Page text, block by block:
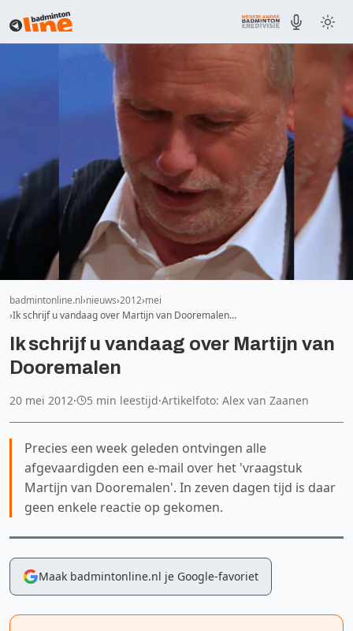
badmintonline.nl nieuws 2012 mei
Ik schrijf u vandaag over Martijn van Dooremalen…
Ik schrijf u vandaag over Martijn van
Dooremalen
20 mei 2012· 5 min leestijd·Artikelfoto: Alex van Zaanen
Precies een week geleden ontvingen alle
afgevaardigden een e-mail over het 'vraagstuk
Martijn van Dooremalen'. In zeven dagen tijd is daar
geen enkele reactie op gekomen.
Maak badmintonline.nl je Google-favoriet